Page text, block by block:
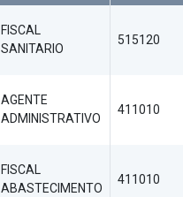
FISCAL
SANITARIO
515120
AGENTE
ADMINISTRATIVO
411010
FISCAL
ABASTECIMENTO
411010